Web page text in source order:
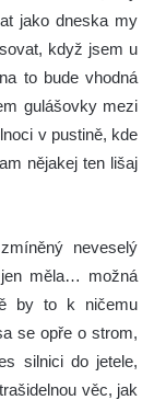
jako dneska my
když jsem u
to bude vhodná
gulášovky mezi
v pustině, kde
nějakej ten lišaj
neveselý
měla… možná
by to k ničemu
se opře o strom,
silnici do jetele,
věc, jak